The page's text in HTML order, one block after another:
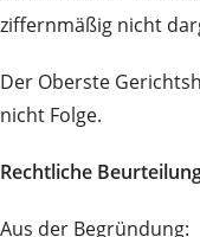
ziffernmäßig nicht
Der Oberste
nicht Folge.
Rechtliche
Aus der Begründung: